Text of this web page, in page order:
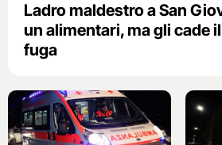
Ladro maldestro a San
un alimentari, ma gli cade
fuga